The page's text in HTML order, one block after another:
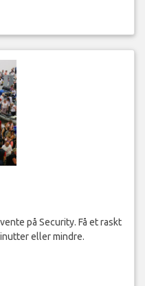
på Security. Få et raskt
eller mindre.